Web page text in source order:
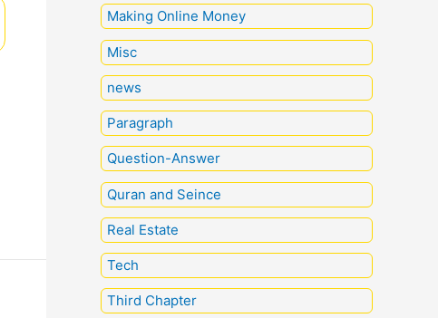
Making Online Money
Misc
news
Paragraph
Question-Answer
Quran and Seince
Real Estate
Tech
Third Chapter